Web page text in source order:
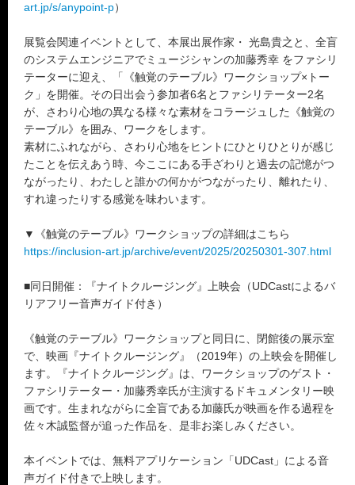
art.jp/s/anypoint-p）
展覧会関連イベントとして、本展出展作家・ 光島貴之と、全盲
のシステムエンジニアでミュージシャンの加藤秀幸 をファシリ
テーターに迎え、「《触覚のテーブル》ワークショップ×トー
ク」を開催。その日出会う参加者6名とファシリテーター2名
が、さわり心地の異なる様々な素材をコラージュした《触覚の
テーブル》を囲み、ワークをします。
素材にふれながら、さわり心地をヒントにひとりひとりが感じ
たことを伝えあう時、今ここにある手ざわりと過去の記憶がつ
ながったり、わたしと誰かの何かがつながったり、離れたり、
すれ違ったりする感覚を味わいます。
▼《触覚のテーブル》ワークショップの詳細はこちら
https://inclusion-art.jp/archive/event/2025/20250301-307.html
■同日開催：『ナイトクルージング』上映会（UDCastによるバ
リアフリー音声ガイド付き）
《触覚のテーブル》ワークショップと同日に、閉館後の展示室
で、映画『ナイトクルージング』（2019年）の上映会を開催し
ます。『ナイトクルージング』は、ワークショップのゲスト・
ファシリテーター・加藤秀幸氏が主演するドキュメンタリー映
画です。生まれながらに全盲である加藤氏が映画を作る過程を
佐々木誠監督が追った作品を、是非お楽しみください。
本イベントでは、無料アプリケーション「UDCast」による音
声ガイド付きで上映します。